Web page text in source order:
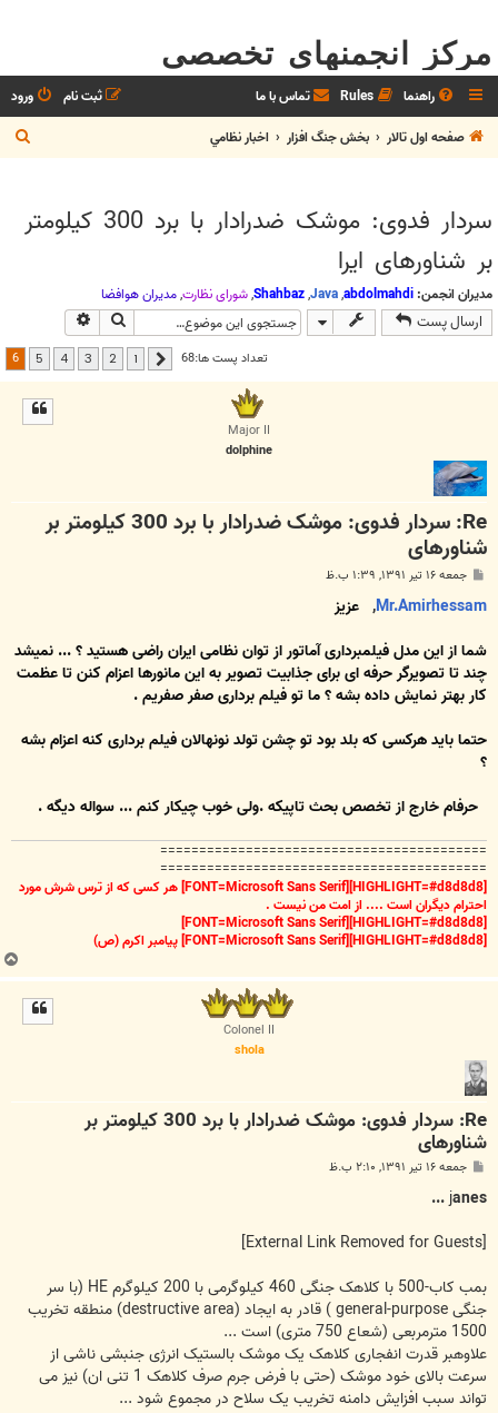
مرکز انجمنهای تخصصی
راهنما Rules تماس با ما ورود
ثبت نام
صفحه اول تالار
بخش جنگ افزار اخبار نظامي
س
سردار فدوی: موشک ضدرادار با برد 300 کیلومتر
بر شناورهای ایرا
مدیران انجمن: abdolmahdi
,
Java
,
Shahbaz
,شوراي نظارت,مديران هوافضا
ارسال پست جستجو
تعداد پست ها:68 قبلی 1
2
3
4
5
6
Major II
dolphine
Re: سردار فدوی: موشک ضدرادار با برد 300 کیلومتر بر
شناورهای
ت
جمعه ۱۶ تیر ۱۳۹۱, ۱:۳۹ ب.ظ
Mr.Amirhessam
, عزیز
شما از این مدل فیلمبرداری آماتور از توان نظامی ایران راضی هستید ؟ ... نمیشد
چند تا تصویرگر حرفه ای برای جذابیت تصویر به این مانورها اعزام کنن تا عظمت
کار بهتر نمایش داده بشه ؟ ما تو فیلم برداری صفر صفریم .
حتما باید هرکسی که بلد بود تو چشن تولد نونهالان فیلم برداری کنه اعزام بشه
؟
حرفام خارج از تخصص بحث تاپیکه .ولی خوب چیکار کنم ... سواله دیگه .
==========================================
==========================================
[HIGHLIGHT=#d8d8d8][FONT=Microsoft Sans Serif] هر کسی که از ترس شرش مورد
احترام دیگران است .... از امت من نیست .
[HIGHLIGHT=#d8d8d8][FONT=Microsoft Sans Serif]
[HIGHLIGHT=#d8d8d8][FONT=Microsoft Sans Serif] پیامبر اکرم (ص)
Colonel II
shola
Re: سردار فدوی: موشک ضدرادار با برد 300 کیلومتر بر
شناورهای
ت
جمعه ۱۶ تیر ۱۳۹۱, ۲:۱۰ ب.ظ
janes ...
[External Link Removed for Guests]
بمب کاب-500 با کلاهک جنگی 460 کیلوگرمی با 200 کیلوگرم HE (با سر
جنگی general-purpose ) قادر به ایجاد (destructive area) منطقه تخریب
1500 مترمربعی (شعاع 750 متری) است ...
علاوهبر قدرت انفجاری کلاهک یک موشک بالستیک انرژی جنبشی ناشی از
سرعت بالای خود موشک (حتی با فرض جرم صرف کلاهک 1 تنی ان) نیز می
تواند سبب افزایش دامنه تخریب یک سلاح در مجموع شود ...